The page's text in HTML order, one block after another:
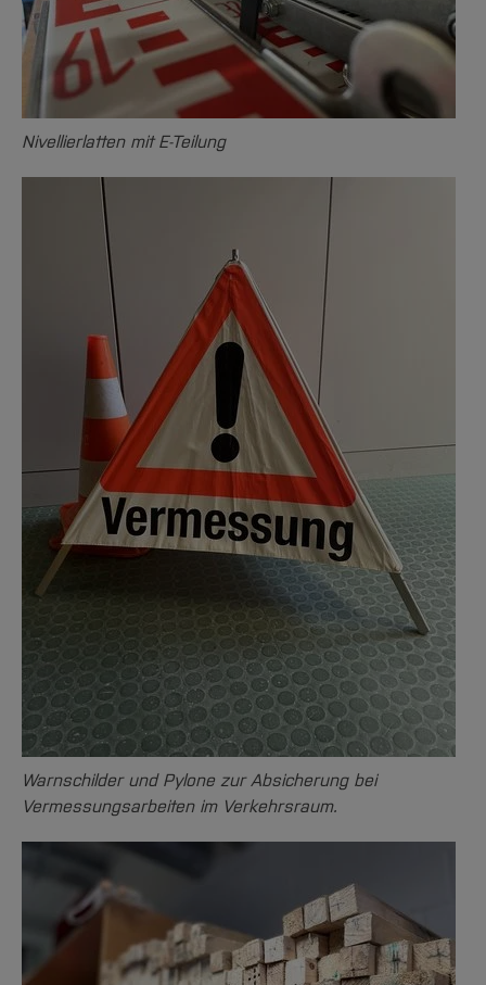
Nivellierlatten mit E-Teilung
Warnschilder und Pylone zur Absicherung bei
Vermessungsarbeiten im Verkehrsraum.